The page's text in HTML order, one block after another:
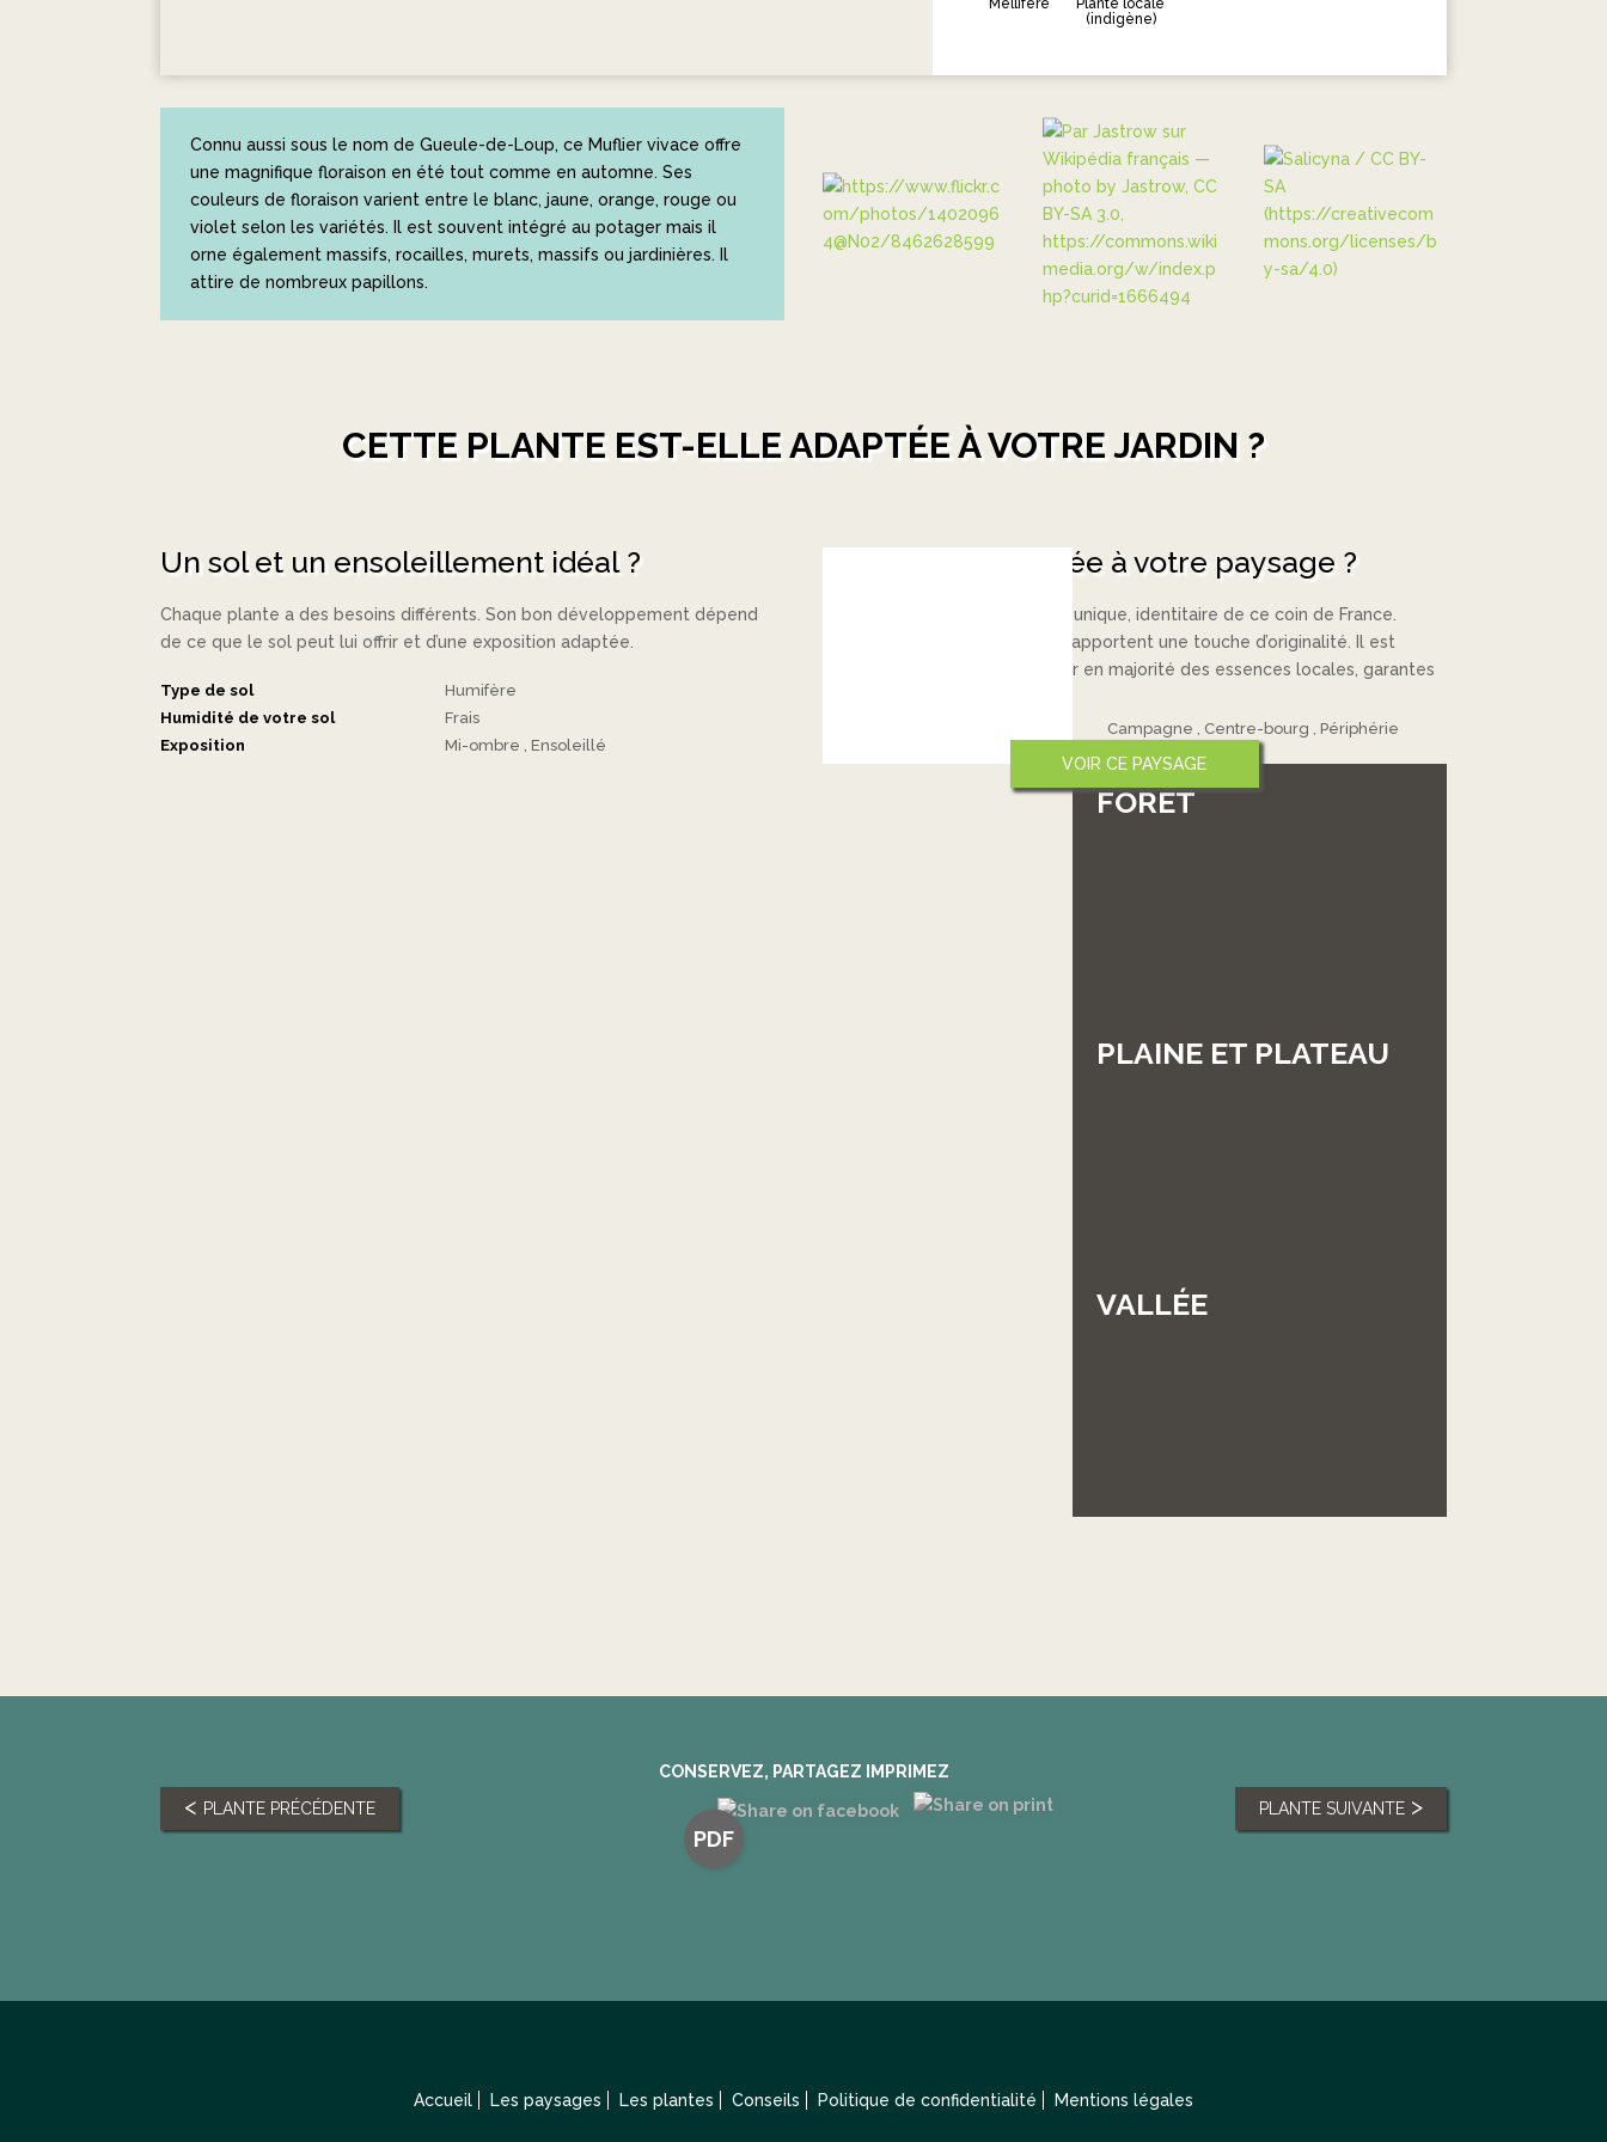
Mellifère
Plante locale
(indigène)
Connu aussi sous le nom de Gueule-de-Loup, ce Muflier vivace offre
une magnifique floraison en été tout comme en automne. Ses
couleurs de floraison varient entre le blanc, jaune, orange, rouge ou
violet selon les variétés. Il est souvent intégré au potager mais il
orne également massifs, rocailles, murets, massifs ou jardinières. Il
attire de nombreux papillons.
CETTE PLANTE EST-ELLE ADAPTÉE À VOTRE JARDIN ?
Un sol et un ensoleillement idéal ?
Chaque plante a des besoins différents. Son bon développement dépend
de ce que le sol peut lui offrir et d’une exposition adaptée.
Type de sol
Humifère
Humidité de votre sol
Frais
Exposition
Mi-ombre Ensoleillé
Une plante adaptée à votre paysage ?
Vous habitez dans un paysage unique, identitaire de ce coin de France.
Quelques végétaux exotiques apportent une touche d’originalité. Il est
cependant conseillé de planter en majorité des essences locales, garantes
Campagne Centre-bourg Périphérie
FORÊT
VOIR CE PAYSAGE
PLAINE ET PLATEAU
VOIR CE PAYSAGE
VALLÉE
VOIR CE PAYSAGE
PLANTE PRÉCÉDENTE PLANTE SUIVANTE
CONSERVEZ, PARTAGEZ IMPRIMEZ
PDF
Accueil Les paysages Les plantes Conseils Politique de confidentialité Mentions légales